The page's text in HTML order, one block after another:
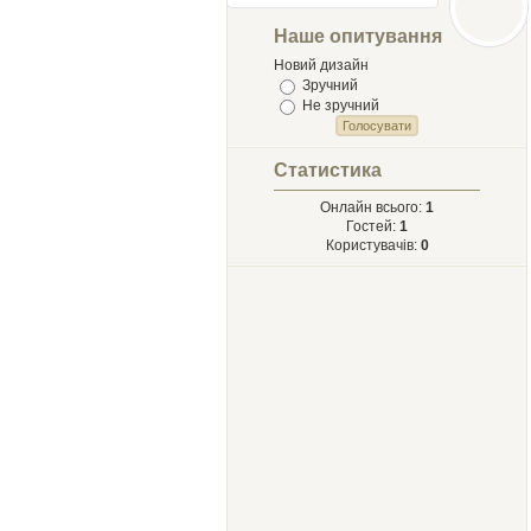
Лыст
Твору Ырий
Наше опитування
Новий дизайн
Зручний
Не зручний
Статистика
Онлайн всього: 1
Гостей: 1
Користувачів: 0